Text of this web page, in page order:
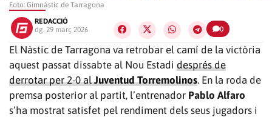
Foto: Gimnàstic de Tarragona
REDACCIÓ
dg. 29 març 2026
0
El Nàstic de Tarragona va retrobar el camí de la victòria
aquest passat dissabte al Nou Estadi després de
derrotar per 2-0 alJuventud Torremolinos. En la roda de
premsa posterior al partit, l’entrenador Pablo Alfaro
s’ha mostrat satisfet pel rendiment dels seus jugadors i